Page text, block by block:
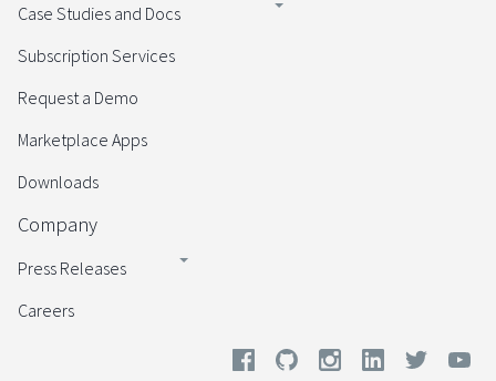
Case Studies and Docs
Subscription Services
Request a Demo
Marketplace Apps
Downloads
Company
Press Releases
Careers